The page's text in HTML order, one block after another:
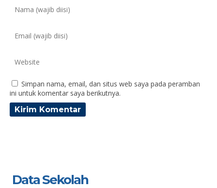
Simpan nama, email, dan situs web saya pada peramban
ini untuk komentar saya berikutnya.
Data Sekolah